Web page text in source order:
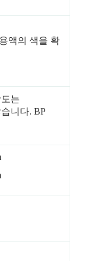
액의 색을 확
는
니다. BP